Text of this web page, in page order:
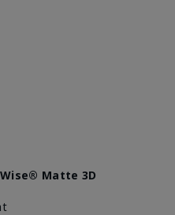
Matte 3D